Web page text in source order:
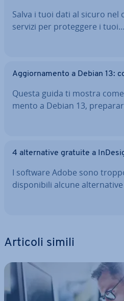
Salva i tuoi dati al sicuro nel
servizi per pro­teg­ge­re i tuoi…
Ag­gior­na­men­to a Debian 13:
Questa guida ti mostra
men­to a Debian 13,
4 al­ter­na­ti­ve gratuite a
I software Adobe sono
di­spo­ni­bi­li alcune
Articoli simili